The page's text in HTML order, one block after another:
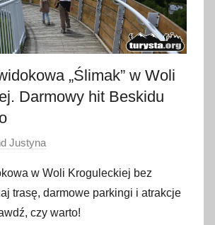
„Ślimak” w Woli
Darmowy hit Beskidu
Justyna
w Woli Kroguleckiej bez
trasę, darmowe parkingi i atrakcje
czy warto!